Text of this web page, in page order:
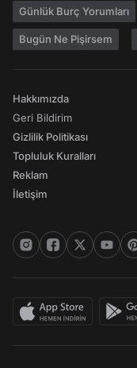
Günlük Burç Yorumları
Bugün Ne Pişirsem
Hakkımızda
Geri Bildirim
Gizlilik Politikası
Topluluk Kuralları
Reklam
İletişim